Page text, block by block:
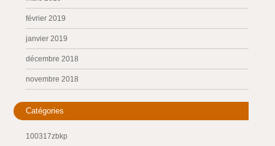
février 2019
janvier 2019
décembre 2018
novembre 2018
Catégories
100317zbkp